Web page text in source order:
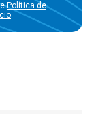
Política de
.